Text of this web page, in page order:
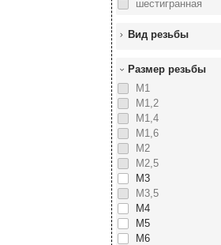
шестигранная
Вид резьбы
Размер резьбы
М1
М1,2
М1,4
М1,6
М2
М2,5
М3
М3,5
М4
М5
М6